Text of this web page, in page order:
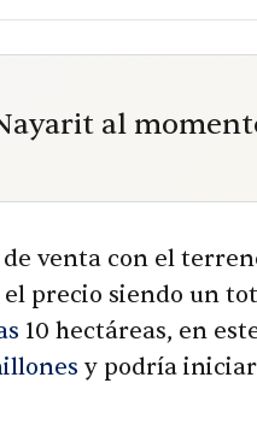
al
venta con el
precio siendo un
10 hectáreas, en
y podría